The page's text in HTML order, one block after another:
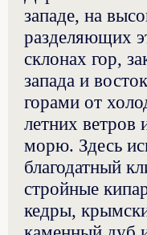
западе, на
разделяющих
склонах гор,
запада и
горами от
летних ветров
морю. Здесь
благодатный
стройные
кедры,